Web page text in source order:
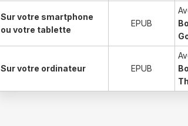
Sur votre smartphone
ou votre tablette
EPUB
Sur votre ordinateur EPUB